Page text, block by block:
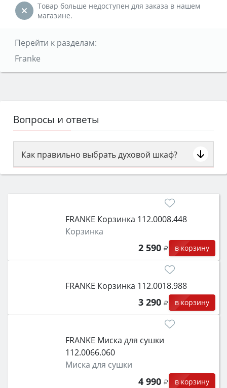
Товар больше недоступен для заказа в нашем
магазине.
Перейти к разделам:
Franke
Вопросы и ответы
Как правильно выбрать духовой шкаф?
Сначала определитесь с типом (газовый или
затем смотрите на объём 50–70 л для семьи,
функции (конвекция, гриль, самоочистка,
защита от детей).
FRANKE Корзинка 112.0008.448
Корзинка
2 590 в корзину
FRANKE Корзинка 112.0018.988
3 290 в корзину
FRANKE Миска для сушки
112.0066.060
Миска для сушки
4 990 в корзину